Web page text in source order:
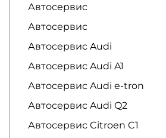
Автосервис
Автосервис
Автосервис Audi
Автосервис Audi A1
Автосервис Audi e-tron
Автосервис Audi Q2
Автосервис Citroen C1